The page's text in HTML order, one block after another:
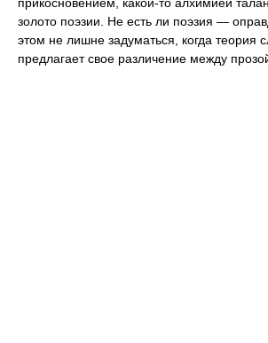
золото поэзии. Не есть ли поэзия —
этом не лишне задуматься, когда теория
предлагает свое различение между